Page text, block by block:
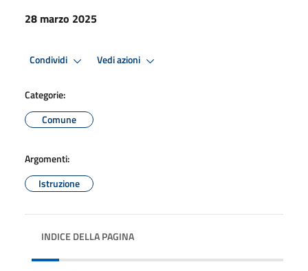
28 marzo 2025
Condividi Vedi azioni
Categorie:
Comune
Argomenti:
Istruzione
INDICE DELLA PAGINA